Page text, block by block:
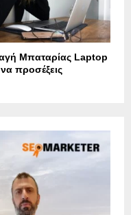
Μπαταρίας Laptop
προσέξεις